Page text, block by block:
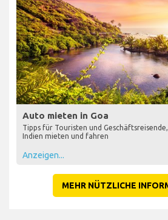
Auto mieten in Goa
Tipps für Touristen und
Indien mieten und fahren
Anzeigen...
MEHR NÜTZLICHE